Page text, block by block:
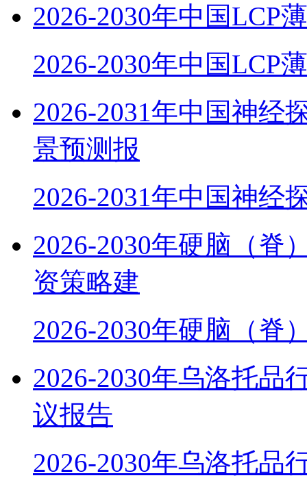
2026-2030年中国LCP
2026-2030年中国LCP
2026-2031年中国神经
景预测报
2026-2031年中国神经
2026-2030年硬脑（脊
资策略建
2026-2030年硬脑（脊
2026-2030年乌洛托品
议报告
2026-2030年乌洛托品